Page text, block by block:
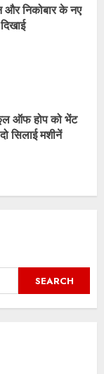
और निकोबार के नए
ऑफ होप को भेंट
सिलाई मशीनें
SEARCH